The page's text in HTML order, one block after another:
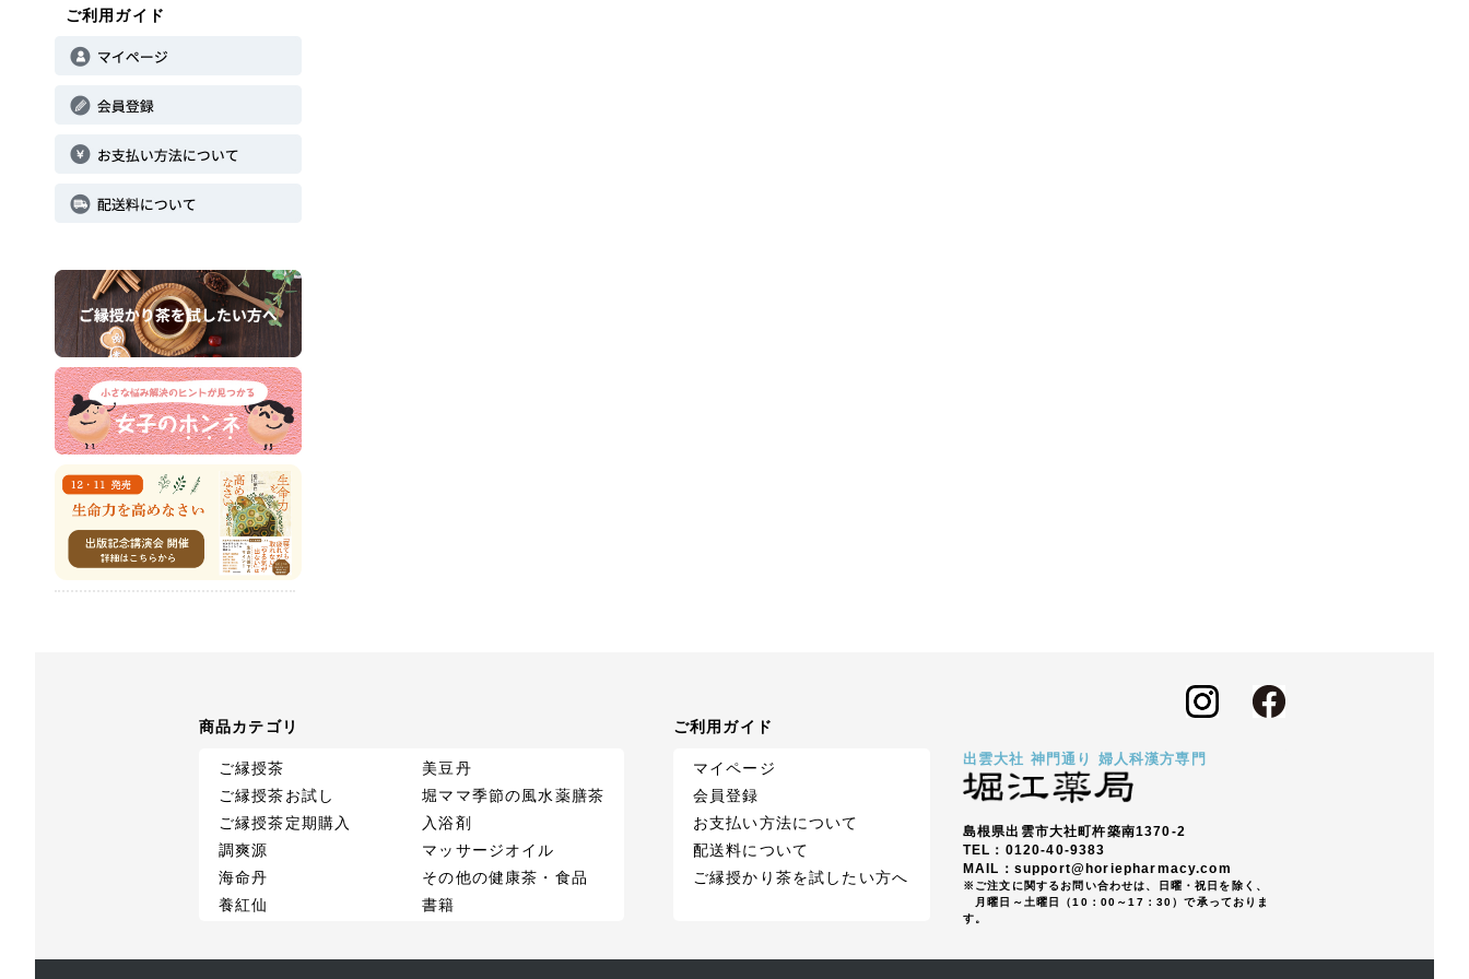
ご利用ガイド
商品カテゴリ
ご縁授茶
ご縁授茶お試し
ご縁授茶定期購入
調爽源
海命丹
養紅仙
美豆丹
堀ママ季節の風水薬膳茶
入浴剤
マッサージオイル
その他の健康茶・食品
書籍
ご利用ガイド
マイページ
会員登録
お支払い方法について
配送料について
ご縁授かり茶を試したい方へ
出雲大社 神門通り 婦人科漢方専門
島根県出雲市大社町杵築南1370-2
TEL：0120-40-9383
MAIL：support@horiepharmacy.com
※ご注文に関するお問い合わせは、日曜・祝日を除く、
月曜日～土曜日（10：00～17：30）で承っておりま
す。